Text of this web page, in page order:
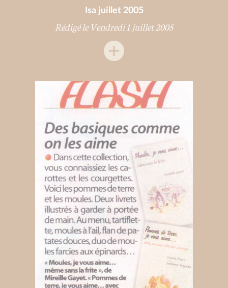
Isa juillet 2005
Rédigé le Vendredi 1 juillet 2005